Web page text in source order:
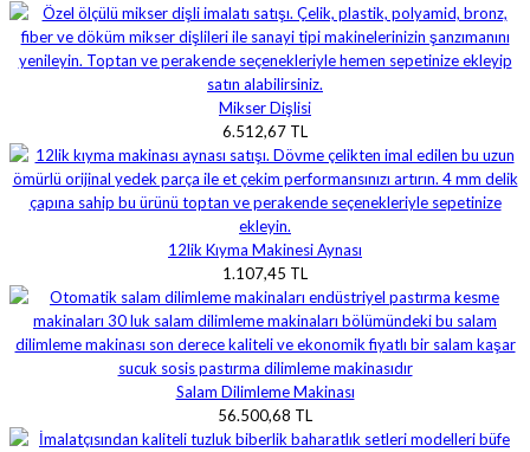
Mikser Dişlisi
6.512,67 TL
12lik Kıyma Makinesi Aynası
1.107,45 TL
Salam Dilimleme Makinası
56.500,68 TL